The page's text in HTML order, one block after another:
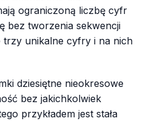
ograniczoną liczbę cyfr
bez tworzenia sekwencji
trzy unikalne cyfry i na nich
dziesiętne nieokresowe
bez jakichkolwiek
przykładem jest stała